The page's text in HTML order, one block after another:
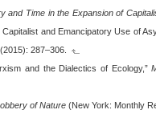
and Time in the Expansion of
and Emancipatory Use of
287–306.
and the Dialectics of Ecology,”
of Nature (New York: Monthly